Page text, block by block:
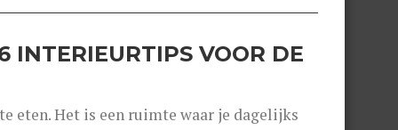
INTERIEURTIPS VOOR DE
eten. Het is een ruimte waar je dagelijks